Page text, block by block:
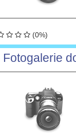
(0%)
Fotogalerie